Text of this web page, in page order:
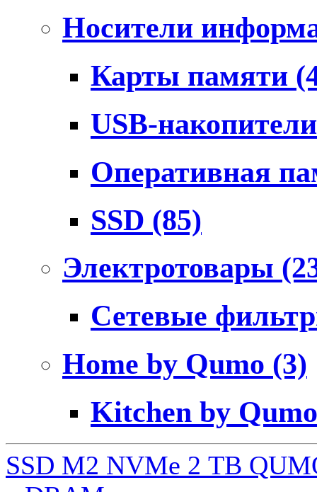
Носители
Карты памяти
USB-
Оперативная
SSD (85)
Электротовары
Сетевые
Home by Qumo (3)
Kitchen by
SSD M2 NVMe 2 ТB